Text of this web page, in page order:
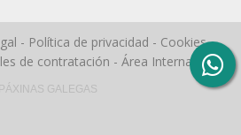
- Política de privacidad - Cookies-
de contratación - Área Interna
PÁXINAS GALEGAS